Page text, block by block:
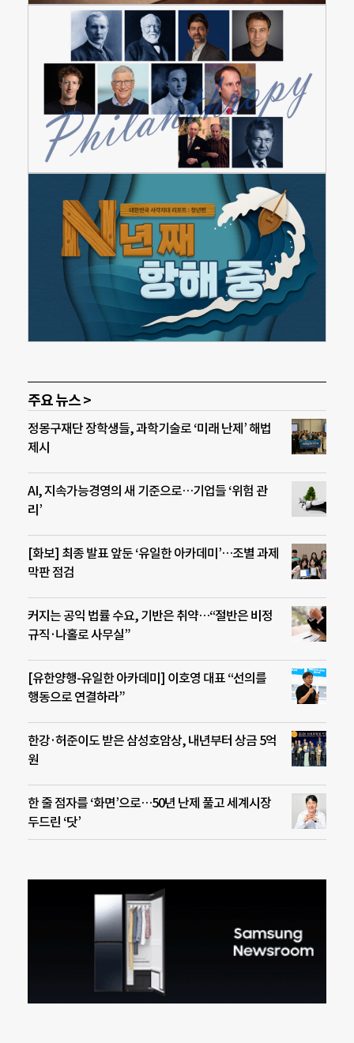
주요 뉴스 >
정몽구재단 장학생들, 과학기술로 ‘미래 난제’ 해법
제시
AI, 지속가능경영의 새 기준으로…기업들 ‘위험 관
리’
[화보] 최종 발표 앞둔 ‘유일한 아카데미’…조별 과제
막판 점검
커지는 공익 법률 수요, 기반은 취약…“절반은 비정
규직·나홀로 사무실”
[유한양행-유일한 아카데미] 이호영 대표 “선의를
행동으로 연결하라”
한강·허준이도 받은 삼성호암상, 내년부터 상금 5억
원
한 줄 점자를 ‘화면’으로…50년 난제 풀고 세계시장
두드린 ‘닷’